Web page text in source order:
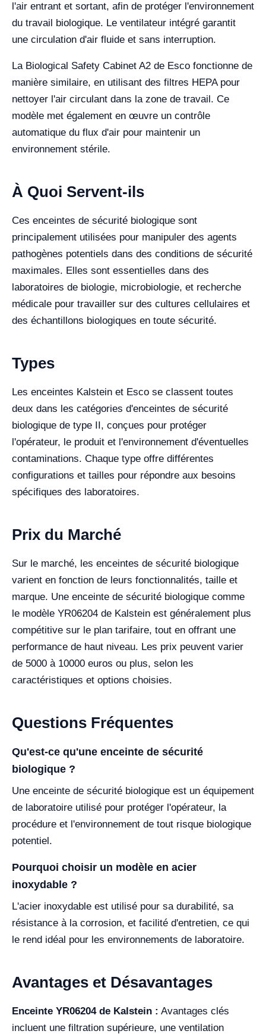
l'air entrant et sortant, afin de protéger l'environnement
du travail biologique. Le ventilateur intégré garantit
une circulation d'air fluide et sans interruption.
La Biological Safety Cabinet A2 de Esco fonctionne de
manière similaire, en utilisant des filtres HEPA pour
nettoyer l'air circulant dans la zone de travail. Ce
modèle met également en œuvre un contrôle
automatique du flux d'air pour maintenir un
environnement stérile.
À Quoi Servent-ils
Ces enceintes de sécurité biologique sont
principalement utilisées pour manipuler des agents
pathogènes potentiels dans des conditions de sécurité
maximales. Elles sont essentielles dans des
laboratoires de biologie, microbiologie, et recherche
médicale pour travailler sur des cultures cellulaires et
des échantillons biologiques en toute sécurité.
Types
Les enceintes Kalstein et Esco se classent toutes
deux dans les catégories d'enceintes de sécurité
biologique de type II, conçues pour protéger
l'opérateur, le produit et l'environnement d'éventuelles
contaminations. Chaque type offre différentes
configurations et tailles pour répondre aux besoins
spécifiques des laboratoires.
Prix du Marché
Sur le marché, les enceintes de sécurité biologique
varient en fonction de leurs fonctionnalités, taille et
marque. Une enceinte de sécurité biologique comme
le modèle YR06204 de Kalstein est généralement plus
compétitive sur le plan tarifaire, tout en offrant une
performance de haut niveau. Les prix peuvent varier
de 5000 à 10000 euros ou plus, selon les
caractéristiques et options choisies.
Questions Fréquentes
Qu'est-ce qu'une enceinte de sécurité
biologique ?
Une enceinte de sécurité biologique est un équipement
de laboratoire utilisé pour protéger l'opérateur, la
procédure et l'environnement de tout risque biologique
potentiel.
Pourquoi choisir un modèle en acier
inoxydable ?
L'acier inoxydable est utilisé pour sa durabilité, sa
résistance à la corrosion, et facilité d'entretien, ce qui
le rend idéal pour les environnements de laboratoire.
Avantages et Désavantages
Enceinte YR06204 de Kalstein : Avantages clés
incluent une filtration supérieure, une ventilation